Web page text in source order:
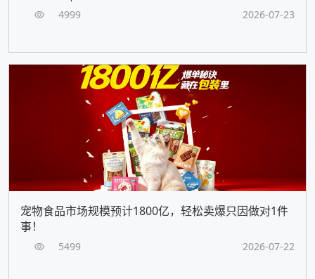
4999 2026-07-23
宠物食品市场规模预计1800亿，轻松卖爆只因做对1件
事！
5499 2026-07-22